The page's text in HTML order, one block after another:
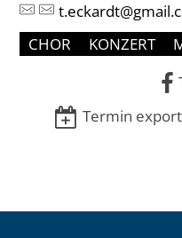
CHOR
KONZERT
Termin